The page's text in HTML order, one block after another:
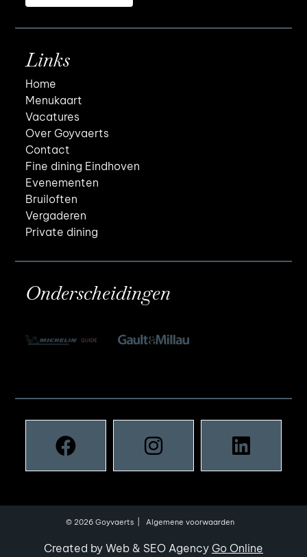
Links
Home
Menukaart
Vacatures
Over Goyvaerts
Contact
Fine dining Eindhoven
Evenementen
Bruiloften
Vergaderen
Private dining
Onderscheidingen
© 2026 Goyvaerts Algemene voorwaarden
Created by Web & SEO Agency Go Online